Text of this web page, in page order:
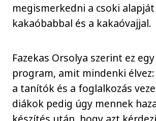
megismerkedni a csoki
kakaóbabbal és a kakaóvajjal.
Fazekas Orsolya szerint ez
program, amit mindenki
a tanítók és a foglalkozás
diákok pedig úgy mennek